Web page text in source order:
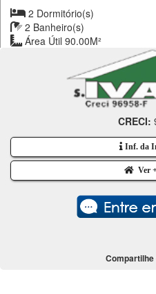
2 Dormitório(s)
2 Banheiro(s)
Área Útil 90.00M²
CRECI:
Inf. da
Ver +